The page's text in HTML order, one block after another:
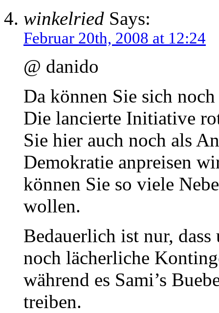
winkelried Says:
Februar 20th, 2008 at 12:24
@ danido
Da können Sie sich
Die lancierte Initiative
Sie hier auch noch als
Demokratie anpreisen
können Sie so viele
wollen.
Bedauerlich ist nur, dass
noch lächerliche
während es Sami’s
treiben.